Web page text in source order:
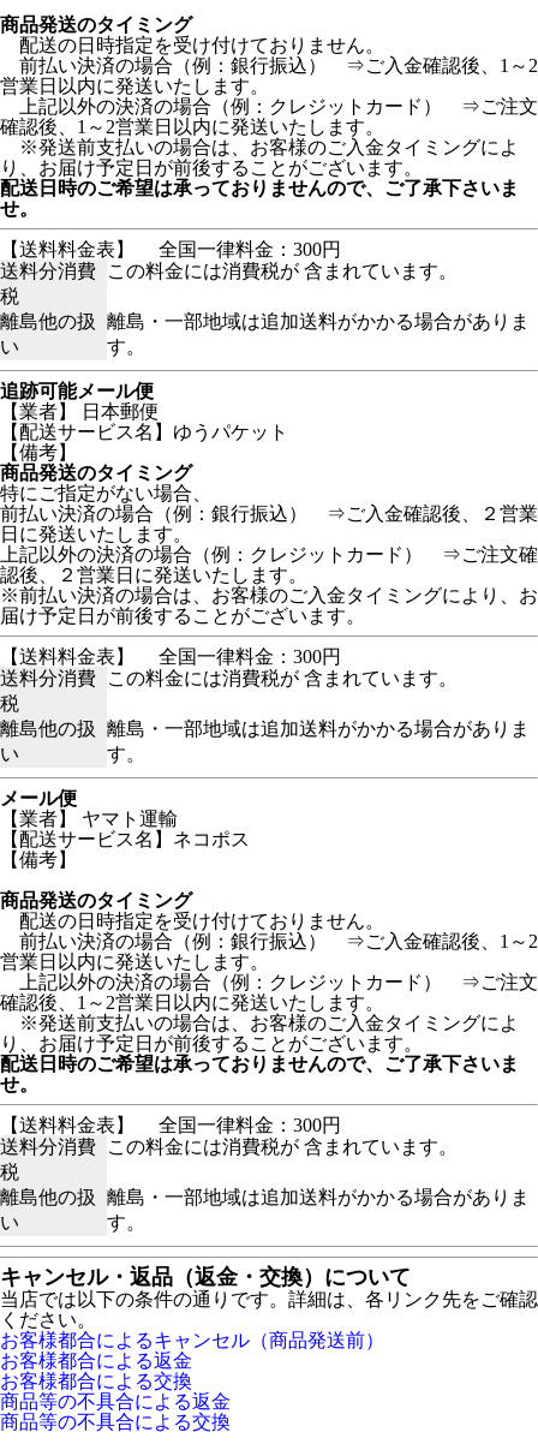
商品発送のタイミング
配送の日時指定を受け付けておりません。
前払い決済の場合（例：銀行振込） ⇒ご入金確認後、1～2
営業日以内に発送いたします。
上記以外の決済の場合（例：クレジットカード） ⇒ご注文
確認後、1～2営業日以内に発送いたします。
※発送前支払いの場合は、お客様のご入金タイミングによ
り、お届け予定日が前後することがございます。
配送日時のご希望は承っておりませんので、ご了承下さいま
せ。
【送料料金表】
全国一律料金：300円
送料分消費
税
この料金には消費税が 含まれています。
離島他の扱
い
離島・一部地域は追加送料がかかる場合がありま
す。
追跡可能メール便
【業者】 日本郵便
【配送サービス名】ゆうパケット
【備考】
商品発送のタイミング
特にご指定がない場合、
前払い決済の場合（例：銀行振込） ⇒ご入金確認後、２営業
日に発送いたします。
上記以外の決済の場合（例：クレジットカード） ⇒ご注文確
認後、２営業日に発送いたします。
※前払い決済の場合は、お客様のご入金タイミングにより、お
届け予定日が前後することがございます。
【送料料金表】
全国一律料金：300円
送料分消費
税
この料金には消費税が 含まれています。
離島他の扱
い
離島・一部地域は追加送料がかかる場合がありま
す。
メール便
【業者】 ヤマト運輸
【配送サービス名】ネコポス
【備考】
商品発送のタイミング
配送の日時指定を受け付けておりません。
前払い決済の場合（例：銀行振込） ⇒ご入金確認後、1～2
営業日以内に発送いたします。
上記以外の決済の場合（例：クレジットカード） ⇒ご注文
確認後、1～2営業日以内に発送いたします。
※発送前支払いの場合は、お客様のご入金タイミングによ
り、お届け予定日が前後することがございます。
配送日時のご希望は承っておりませんので、ご了承下さいま
せ。
【送料料金表】
全国一律料金：300円
送料分消費
税
この料金には消費税が 含まれています。
離島他の扱
い
離島・一部地域は追加送料がかかる場合がありま
す。
キャンセル・返品（返金・交換）について
当店では以下の条件の通りです。詳細は、各リンク先をご確認
ください。
お客様都合によるキャンセル（商品発送前）
お客様都合による返金
お客様都合による交換
商品等の不具合による返金
商品等の不具合による交換